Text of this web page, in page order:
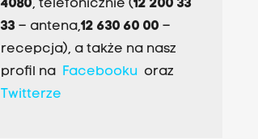
4080, telefonicznie (12 200 33
33– antena,12 630 60 00 –
recepcja), a także na nasz
profil na Facebookuoraz
Twitterze